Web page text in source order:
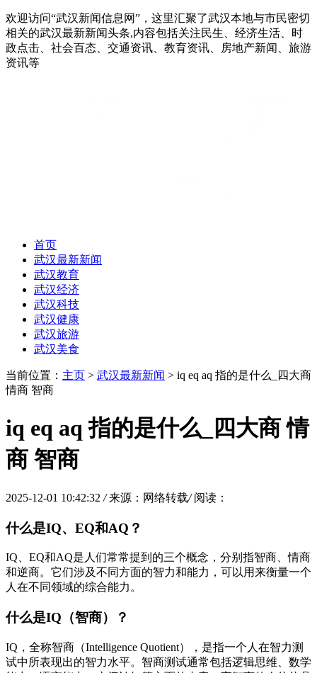
欢迎访问“武汉新闻信息网”，这里汇聚了武汉本地与市民密切
相关的武汉最新新闻头条,内容包括关注民生、经济生活、时
政点击、社会百态、交通资讯、教育资讯、房地产新闻、旅游
资讯等
首页
武汉最新新闻
武汉教育
武汉经济
武汉科技
武汉健康
武汉旅游
武汉美食
当前位置： 主页 > 武汉最新新闻 > iq eq aq 指的是什么_四大商
情商 智商
iq eq aq 指的是什么_四大商 情
商 智商
2025-12-01 10:42:32 / 来源：网络转载/ 阅读：
什么是IQ、EQ和AQ？
IQ、EQ和AQ是人们常常提到的三个概念，分别指智商、情商
和逆商。它们涉及不同方面的智力和能力，可以用来衡量一个
人在不同领域的综合能力。
什么是IQ（智商）？
IQ，全称智商（Intelligence Quotient），是指一个人在智力测
试中所表现出的智力水平。智商测试通常包括逻辑思维、数学